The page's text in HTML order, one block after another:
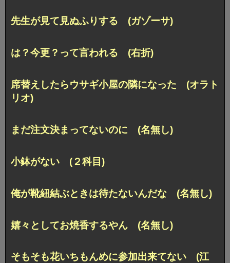
先生が見て見ぬふりする (ガゾーサ)
は？今更？って言われる (右折)
席替えしたらウサギ小屋の隣になった (オラト
リオ)
まだ注文決まってないのに (名無し)
小鉢がない (２科目)
俺が靴紐結ぶときは待たないんだな (名無し)
嬉々としてお焼香するやん (名無し)
そもそも花いちもんめに参加出来てない (江